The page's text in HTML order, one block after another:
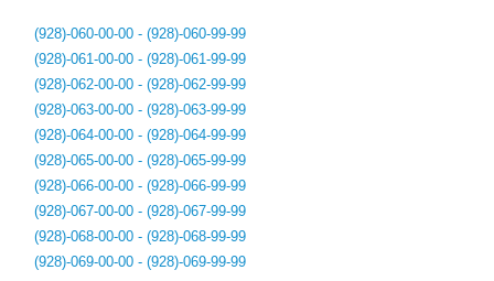
(928)-060-00-00 - (928)-060-99-99
(928)-061-00-00 - (928)-061-99-99
(928)-062-00-00 - (928)-062-99-99
(928)-063-00-00 - (928)-063-99-99
(928)-064-00-00 - (928)-064-99-99
(928)-065-00-00 - (928)-065-99-99
(928)-066-00-00 - (928)-066-99-99
(928)-067-00-00 - (928)-067-99-99
(928)-068-00-00 - (928)-068-99-99
(928)-069-00-00 - (928)-069-99-99